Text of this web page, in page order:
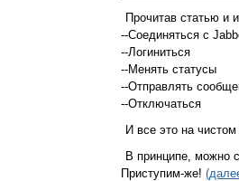
Прочитав статью и
--Соединяться с
--Логиниться
--Менять статусы
--Отправлять
--Отключаться
И все это на
В принципе, можно
Приступим-же!